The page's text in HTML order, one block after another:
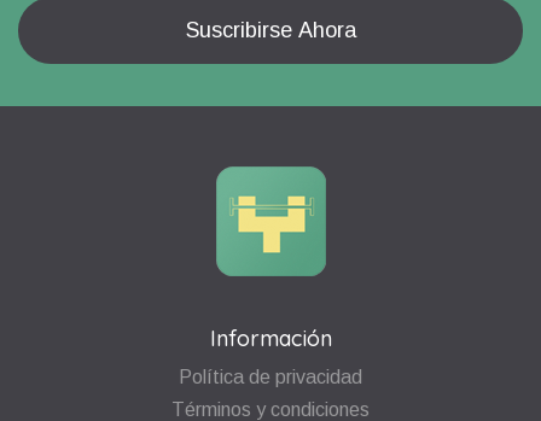
Información
Política de privacidad
Términos y condiciones